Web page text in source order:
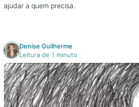
ajudar a quem precisa.
Denise Guilherme
Leitura de 1 minuto